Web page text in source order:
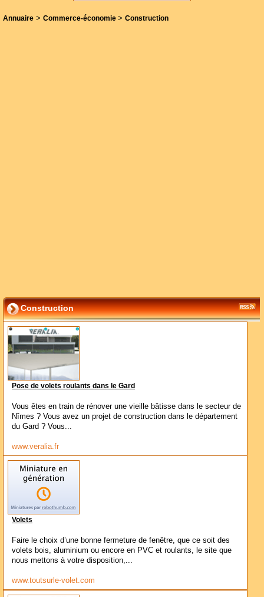
Annuaire > Commerce-économie > Construction
Construction
Pose de volets roulants dans le Gard
Vous êtes en train de rénover une vieille bâtisse dans le secteur de
Nîmes ? Vous avez un projet de construction dans le département
du Gard ? Vous...
www.veralia.fr
Volets
Faire le choix d’une bonne fermeture de fenêtre, que ce soit des
volets bois, aluminium ou encore en PVC et roulants, le site que
nous mettons à votre disposition,...
www.toutsurle-volet.com